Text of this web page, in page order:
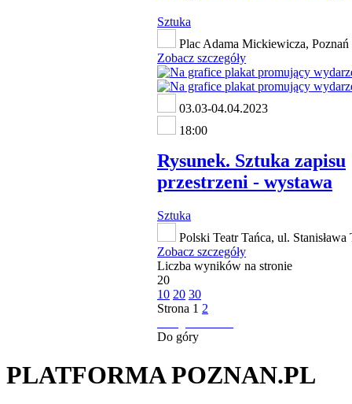
Sztuka
Plac Adama Mickiewicza, Poznań
Zobacz szczegóły
03.03-04.04.2023
18:00
Rysunek. Sztuka zapisu
przestrzeni - wystawa
Sztuka
Polski Teatr Tańca, ul. Stanisława
Zobacz szczegóły
Liczba wyników na stronie
20
10 20 30
Strona 1 2
Do góry
PLATFORMA POZNAN.PL